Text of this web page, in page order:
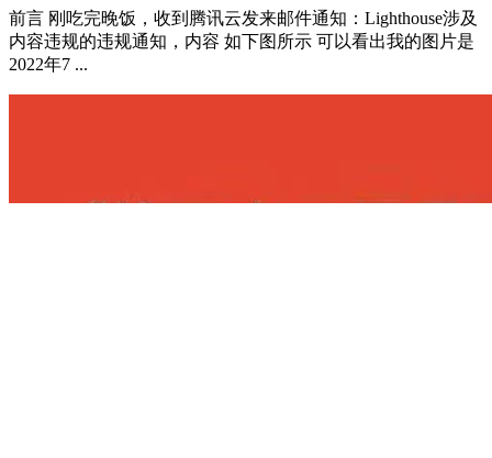
前言 刚吃完晚饭，收到腾讯云发来邮件通知：Lighthouse涉及
内容违规的违规通知，内容 如下图所示 可以看出我的图片是
2022年7 ...